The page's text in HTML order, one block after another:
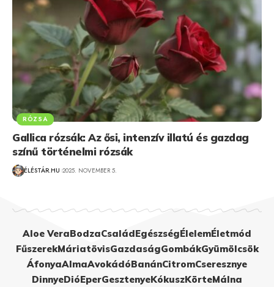
RÓZSA
Gallica rózsák: Az ősi, intenzív illatú és gazdag
színű történelmi rózsák
ÉLÉSTÁR.HU 2025. NOVEMBER 5.
Aloe VeraBodzaCsaládEgészségÉlelemÉletmód
FűszerekMáriatövisGazdaságGombákGyümölcsök
ÁfonyaAlmaAvokádóBanánCitromCseresznye
DinnyeDióEperGesztenyeKókuszKörteMálna